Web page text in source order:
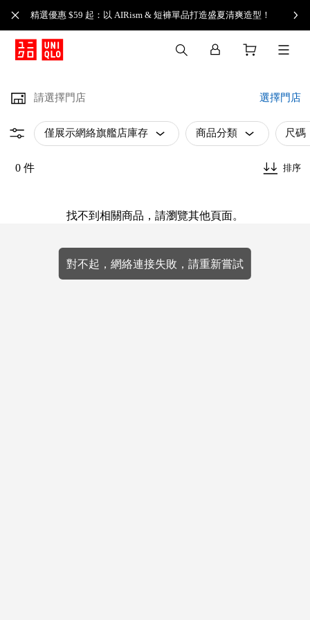
精選優惠 $59 起：以 AIRism & 短褲單品打造盛夏清爽造型！
請選擇門店 選擇門店
僅展示網絡旗艦店庫存 商品分類 尺碼
0 件 排序
找不到相關商品，請瀏覽其他頁面。
對不起，網絡連接失敗，請重新嘗試